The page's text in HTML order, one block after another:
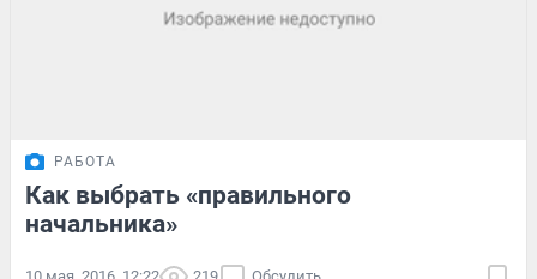
РАБОТА
Как выбрать «правильного
начальника»